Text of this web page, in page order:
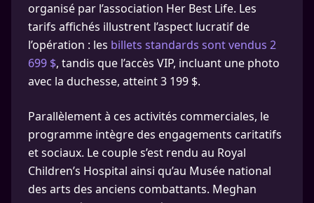
organisé par l’association Her Best Life. Les
tarifs affichés illustrent l’aspect lucratif de
l’opération : les billets standards sont vendus 2
699 $, tandis que l’accès VIP, incluant une photo
avec la duchesse, atteint 3 199 $.
Parallèlement à ces activités commerciales, le
programme intègre des engagements caritatifs
et sociaux. Le couple s’est rendu au Royal
Children’s Hospital ainsi qu’au Musée national
des arts des anciens combattants. Meghan